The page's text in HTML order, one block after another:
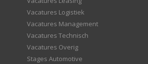
Vacatures Logistiek
Vacatures Management
Vacatures Technisch
Vacatures Overig
Stages Automotive